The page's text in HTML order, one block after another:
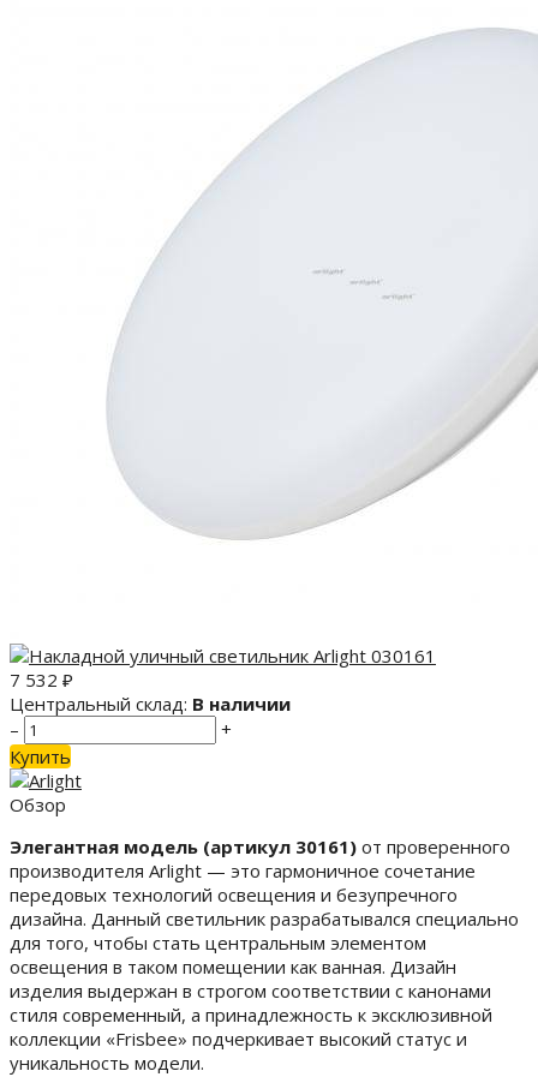
7 532 ₽
Центральный склад: В наличии
–
+
Купить
Обзор
Элегантная модель (артикул 30161) от проверенного
производителя Arlight — это гармоничное сочетание
передовых технологий освещения и безупречного
дизайна. Данный светильник разрабатывался специально
для того, чтобы стать центральным элементом
освещения в таком помещении как ванная. Дизайн
изделия выдержан в строгом соответствии с канонами
стиля современный, а принадлежность к эксклюзивной
коллекции «Frisbee» подчеркивает высокий статус и
уникальность модели.